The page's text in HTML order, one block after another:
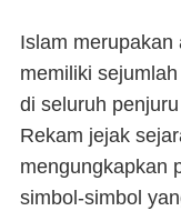
Islam
memiliki
di seluruh
Rekam jejak
mengungkapkan
simbol-simbol